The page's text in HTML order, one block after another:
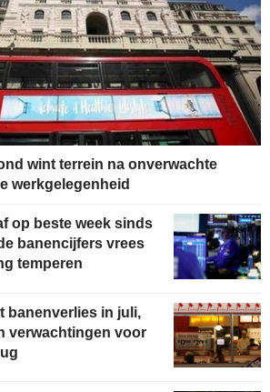
wint terrein na onverwachte
werkgelegenheid
op beste week sinds
banencijfers vrees
temperen
banenverlies in juli,
verwachtingen voor